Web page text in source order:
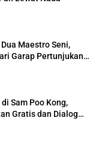
Maestro Seni,
Garap Pertunjukan
Sam Poo Kong,
Gratis dan Dialog